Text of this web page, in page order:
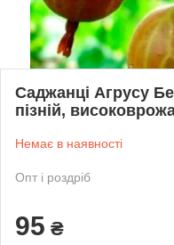
Саджанці Агрусу
пізній,
Немає в наявності
Опт і роздріб
95 ₴